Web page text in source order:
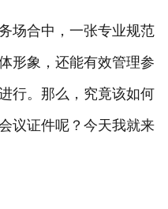
联系我们
场合中，一张专业规范
形象，还能有效管理参
行。那么，究竟该如何
议证件呢？今天我就来